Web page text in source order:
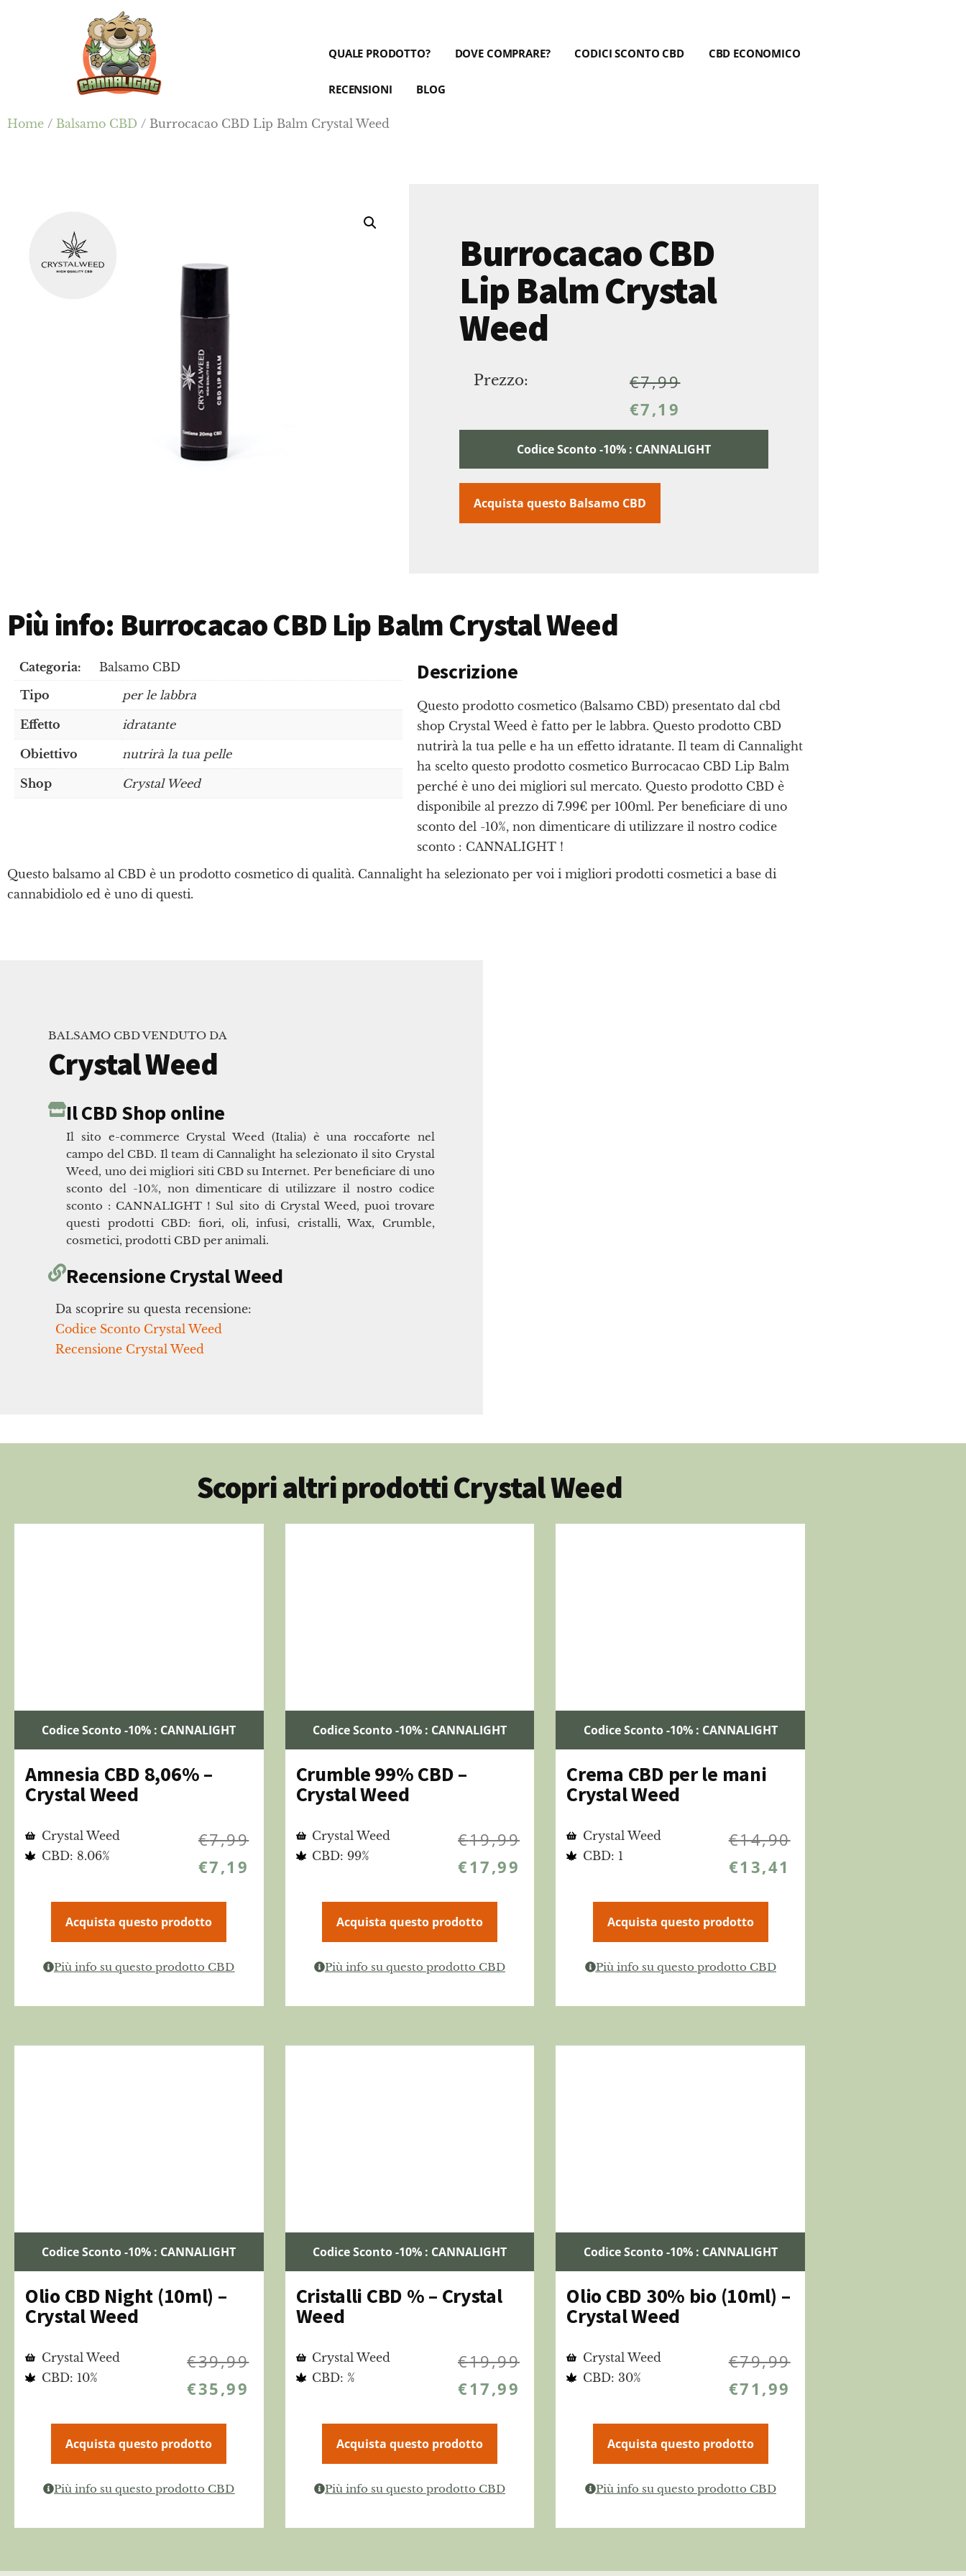
Cannalight.it
QUALE PRODOTTO? DOVE COMPRARE? CODICI SCONTO CBD CBD ECONOMICO
RECENSIONI BLOG
Home / Balsamo CBD / Burrocacao CBD Lip Balm Crystal Weed
Burrocacao CBD
Lip Balm Crystal
Weed
Prezzo: €7,99
€7,19
Codice Sconto -10% : CANNALIGHT
Acquista questo Balsamo CBD
Più info: Burrocacao CBD Lip Balm Crystal Weed
Categoria:
Balsamo CBD
Tipo
per le labbra
Effetto idratante
Obiettivo nutrirà la tua pelle
Shop Crystal Weed
Descrizione
Questo prodotto cosmetico (Balsamo CBD) presentato dal cbd
shop Crystal Weed è fatto per le labbra. Questo prodotto CBD
nutrirà la tua pelle e ha un effetto idratante. Il team di Cannalight
ha scelto questo prodotto cosmetico Burrocacao CBD Lip Balm
perché è uno dei migliori sul mercato. Questo prodotto CBD è
disponibile al prezzo di 7.99€ per 100ml. Per beneficiare di uno
sconto del -10%, non dimenticare di utilizzare il nostro codice
sconto : CANNALIGHT !
Questo balsamo al CBD è un prodotto cosmetico di qualità. Cannalight ha selezionato per voi i migliori prodotti cosmetici a base di
cannabidiolo ed è uno di questi.
BALSAMO CBD VENDUTO DA
Crystal Weed
Il CBD Shop online
Il sito e-commerce Crystal Weed (Italia) è una roccaforte nel
campo del CBD. Il team di Cannalight ha selezionato il sito Crystal
Weed, uno dei migliori siti CBD su Internet. Per beneficiare di uno
sconto del -10%, non dimenticare di utilizzare il nostro codice
sconto : CANNALIGHT ! Sul sito di Crystal Weed, puoi trovare
questi prodotti CBD: fiori, oli, infusi, cristalli, Wax, Crumble,
cosmetici, prodotti CBD per animali.
Recensione Crystal Weed
Da scoprire su questa recensione:
Codice Sconto Crystal Weed
Recensione Crystal Weed
Scopri altri prodotti Crystal Weed
Codice Sconto -10% : CANNALIGHT
Amnesia CBD 8,06% –
Crystal Weed
Crystal Weed
CBD: 8.06%
€7,99
€7,19
Acquista questo prodotto
Più info su questo prodotto CBD
Codice Sconto -10% : CANNALIGHT
Crumble 99% CBD –
Crystal Weed
Crystal Weed
CBD: 99%
€19,99
€17,99
Acquista questo prodotto
Più info su questo prodotto CBD
Codice Sconto -10% : CANNALIGHT
Crema CBD per le mani
Crystal Weed
Crystal Weed
CBD: 1
€14,90
€13,41
Acquista questo prodotto
Più info su questo prodotto CBD
Codice Sconto -10% : CANNALIGHT
Olio CBD Night (10ml) –
Crystal Weed
Crystal Weed
CBD: 10%
€39,99
€35,99
Acquista questo prodotto
Più info su questo prodotto CBD
Codice Sconto -10% : CANNALIGHT
Cristalli CBD % – Crystal
Weed
Crystal Weed
CBD: %
€19,99
€17,99
Acquista questo prodotto
Più info su questo prodotto CBD
Codice Sconto -10% : CANNALIGHT
Olio CBD 30% bio (10ml) –
Crystal Weed
Crystal Weed
CBD: 30%
€79,99
€71,99
Acquista questo prodotto
Più info su questo prodotto CBD